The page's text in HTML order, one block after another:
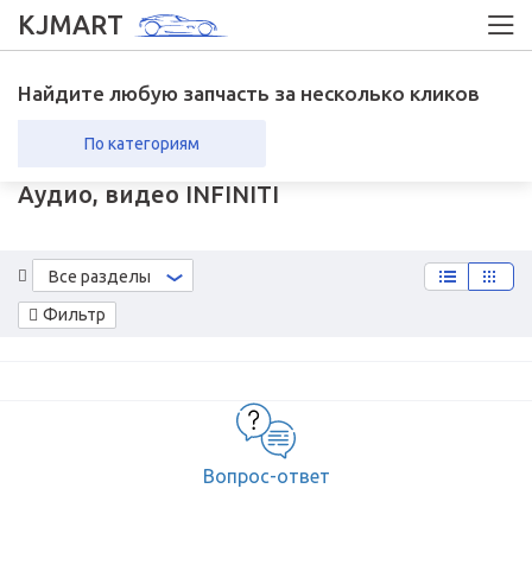
KJMART
Найдите любую запчасть за несколько кликов
По категориям
Аудио, видео INFINITI
Фильтр
Все разделы
Вопрос-ответ